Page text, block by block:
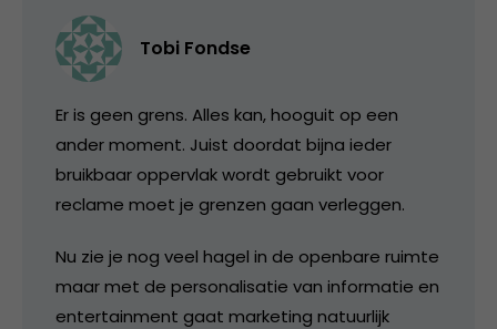
Tobi Fondse
Er is geen grens. Alles kan, hooguit op een
ander moment. Juist doordat bijna ieder
bruikbaar oppervlak wordt gebruikt voor
reclame moet je grenzen gaan verleggen.
Nu zie je nog veel hagel in de openbare ruimte
maar met de personalisatie van informatie en
entertainment gaat marketing natuurlijk